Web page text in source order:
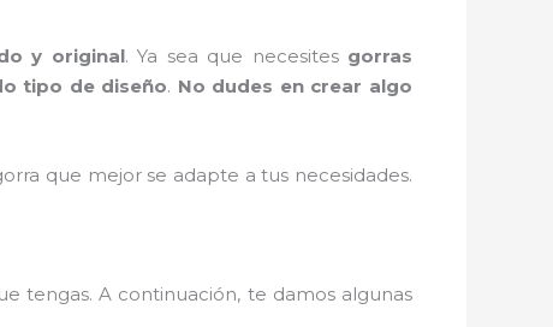
y original. Ya sea que necesites gorras
tipo de diseño. No dudes en crear algo
que mejor se adapte a tus necesidades.
tengas. A continuación, te damos algunas